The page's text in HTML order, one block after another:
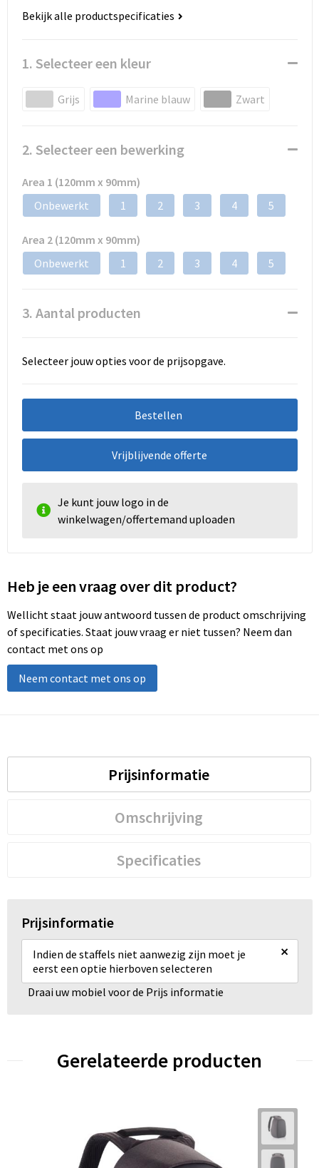
Bekijk alle productspecificaties
1. Selecteer een kleur
Grijs Marine blauw Zwart
2. Selecteer een bewerking
Area 1 (120mm x 90mm)
Onbewerkt
1 2 3 4 5
Area 2 (120mm x 90mm)
Onbewerkt
1 2 3 4 5
3. Aantal producten
Selecteer jouw opties voor de prijsopgave.
Bestellen
Vrijblijvende offerte
Je kunt jouw logo in de
winkelwagen/offertemand uploaden
Heb je een vraag over dit product?
Wellicht staat jouw antwoord tussen de product omschrijving
of specificaties. Staat jouw vraag er niet tussen? Neem dan
contact met ons op
Neem contact met ons op
Prijsinformatie
Omschrijving
Specificaties
Prijsinformatie
Indien de staffels niet aanwezig zijn moet je
eerst een optie hierboven selecteren
×
Draai uw mobiel voor de Prijs informatie
Gerelateerde producten